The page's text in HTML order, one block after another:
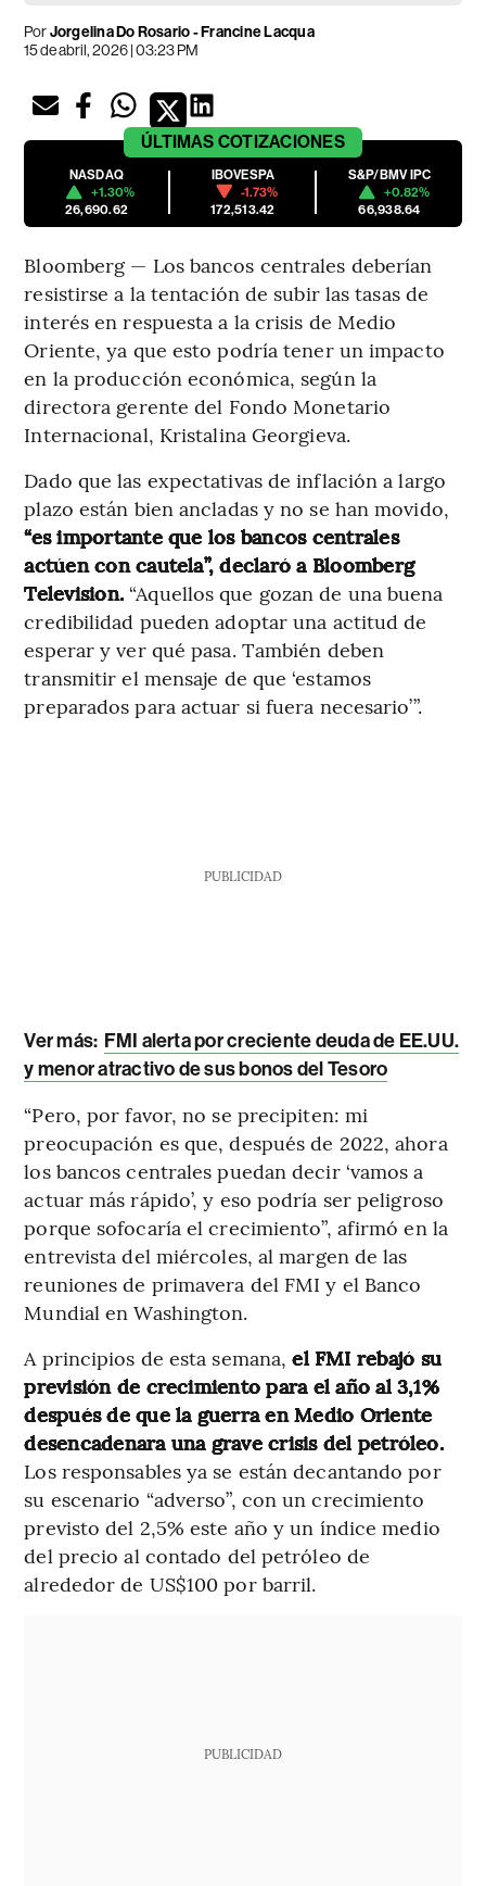
PorJorgelina Do Rosario - Francine Lacqua
15 de abril, 2026 | 03:23 PM
ÚLTIMAS COTIZACIONES
NASDAQ
+1.30%
26,690.62
IBOVESPA
-1.73%
172,513.42
S&P/BMV IPC
+0.82%
66,938.64
Bloomberg — Los bancos centrales deberían
resistirse a la tentación de subir las tasas de
interés en respuesta a la crisis de Medio
Oriente, ya que esto podría tener un impacto
en la producción económica, según la
directora gerente del Fondo Monetario
Internacional, Kristalina Georgieva.
Dado que las expectativas de inflación a largo
plazo están bien ancladas y no se han movido,
“es importante que los bancos centrales
actúen con cautela”, declaró a Bloomberg
Television.“Aquellos que gozan de una buena
credibilidad pueden adoptar una actitud de
esperar y ver qué pasa. También deben
transmitir el mensaje de que ‘estamos
preparados para actuar si fuera necesario’”.
PUBLICIDAD
Ver más: FMI alerta por creciente deuda de EE.UU.
y menor atractivo de sus bonos del Tesoro
“Pero, por favor, no se precipiten: mi
preocupación es que, después de 2022, ahora
los bancos centrales puedan decir ‘vamos a
actuar más rápido’, y eso podría ser peligroso
porque sofocaría el crecimiento”, afirmó en la
entrevista del miércoles, al margen de las
reuniones de primavera del FMI y el Banco
Mundial en Washington.
A principios de esta semana,el FMI rebajó su
previsión de crecimiento para el año al 3,1%
después de que la guerra en Medio Oriente
desencadenara una grave crisis del petróleo.
Los responsables ya se están decantando por
su escenario “adverso”, con un crecimiento
previsto del 2,5% este año y un índice medio
del precio al contado del petróleo de
alrededor de US$100 por barril.
PUBLICIDAD